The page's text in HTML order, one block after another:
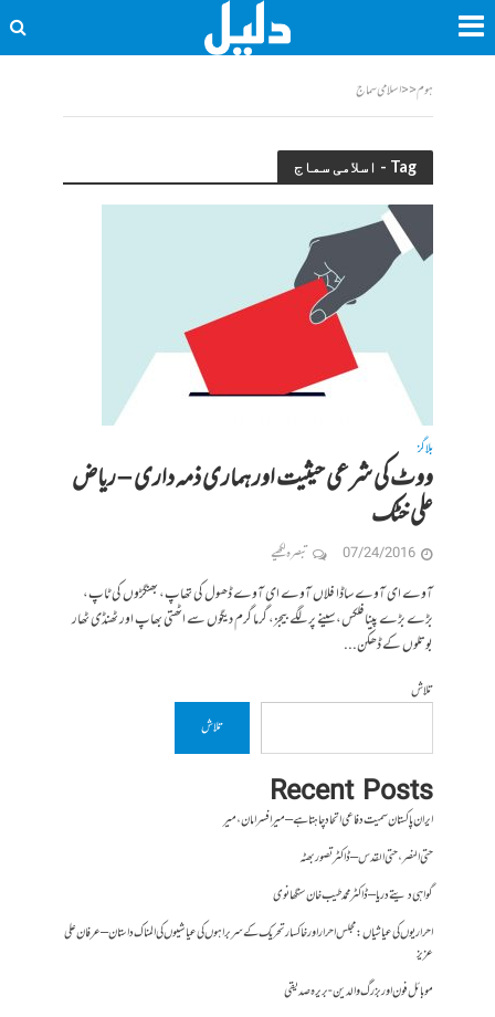
ہوم<<اسلامی سماج
Tag - اسلامی سماج
بلاگز
ووٹ کی شرعی حیثیت اور ہماری ذمہ داری – ریاض
علی خٹک
07/24/2016 تبصرہ لکھیے
آوے ای آوے ساڈا فلاں آوے ای آوے ڈھول کی تھاپ، بھنگڑوں کی ٹاپ،
بڑے بڑے پینافلکس، سینے پر لگے بیجز، گرما گرم دیگوں سے اٹھتی بھاپ اور ٹھنڈی ٹھار
بوتلوں کے ڈھکن...
تلاش
تلاش
Recent Posts
ایران پاکستان سمیت دفاعی اتحاد چاہتا ہے – میر افسر امان،میر
حتی النصر ، حتی القدس – ڈاکٹر تصور بھٹہ
گواہی دیتے دریا – ڈاکٹر محمد طیب خان سنگھانوی
احراریوں کی عیاشیاں : مجلس احرار اور خاکسار تحریک کے سربراہوں کی عیاشیوں کی المناک داستان – عرفان علی
عزیز
موبائل فون اور بزرگ والدین- بریرہ صدیقی